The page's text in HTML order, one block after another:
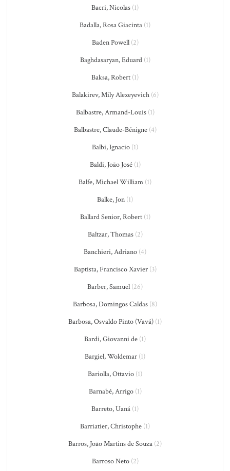
Bacri, Nicolas (1)
Badalla, Rosa Giacinta (1)
Baden Powell(2)
Baghdasaryan, Eduard(1)
Baksa, Robert (1)
Balakirev, Mily Alexeyevich(6)
Balbastre, Armand-Louis(1)
Balbastre, Claude-Bénigne(4)
Balbi, Ignacio (1)
Baldi, João José(1)
Balfe, Michael William (1)
Balke, Jon (1)
Ballard Senior, Robert(1)
Baltzar, Thomas(2)
Banchieri, Adriano (4)
Baptista, Francisco Xavier(3)
Barber, Samuel (26)
Barbosa, Domingos Caldas (8)
Barbosa, Osvaldo Pinto (Vavá) (1)
Bardi, Giovanni de (1)
Bargiel, Woldemar (1)
Bariolla, Ottavio (1)
Barnabé, Arrigo(1)
Barreto, Uaná (1)
Barriatier, Christophe (1)
Barros, João Martins de Souza (2)
Barroso Neto(2)